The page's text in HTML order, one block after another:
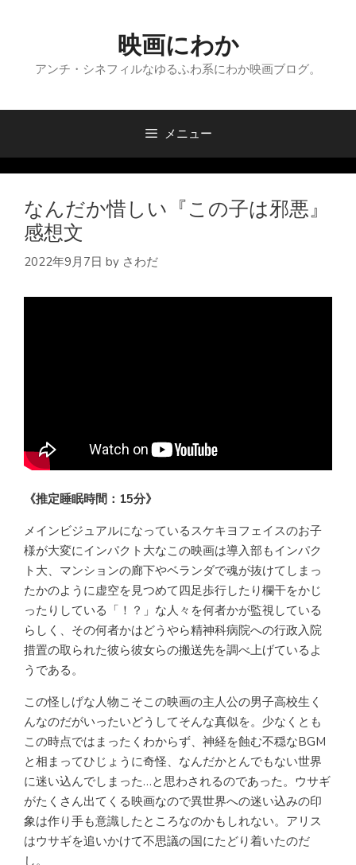
へ
映画にわか
アンチ・シネフィルなゆるふわ系にわか映画ブログ。
メニュー
なんだか惜しい『この子は邪悪』
感想文
2022年9月7日 by さわだ
《推定睡眠時間：15分》
メインビジュアルになっているスケキヨフェイスのお子
様が大変にインパクト大なこの映画は導入部もインパク
ト大、マンションの廊下やベランダで魂が抜けてしまっ
たかのように虚空を見つめて四足歩行したり欄干をかじ
ったりしている「！？」な人々を何者かが監視している
らしく、その何者かはどうやら精神科病院への行政入院
措置の取られた彼ら彼女らの搬送先を調べ上げているよ
うである。
この怪しげな人物こそこの映画の主人公の男子高校生く
んなのだがいったいどうしてそんな真似を。少なくとも
この時点ではまったくわからず、神経を蝕む不穏なBGM
と相まってひじょうに奇怪、なんだかとんでもない世界
に迷い込んでしまった…と思わされるのであった。ウサギ
がたくさん出てくる映画なので異世界への迷い込みの印
象は作り手も意識したところなのかもしれない。アリス
はウサギを追いかけて不思議の国にたどり着いたのだ
し。